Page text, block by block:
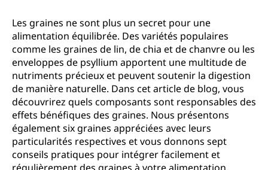
Les graines ne sont plus un secret pour une
alimentation équilibrée. Des variétés populaires
comme les graines de lin, de chia et de chanvre ou les
enveloppes de psyllium apportent une multitude de
nutriments précieux et peuvent soutenir la digestion
de manière naturelle. Dans cet article de blog, vous
découvrirez quels composants sont responsables des
effets bénéfiques des graines. Nous présentons
également six graines appréciées avec leurs
particularités respectives et vous donnons sept
conseils pratiques pour intégrer facilement et